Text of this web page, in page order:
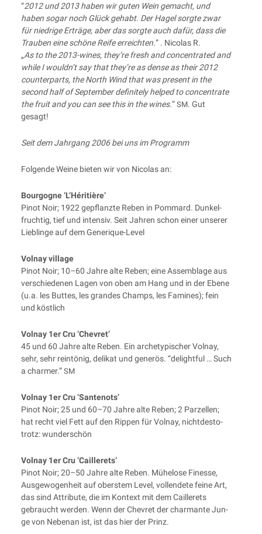
“2012 und 2013 haben wir guten Wein gemacht, und
haben sogar noch Glück gehabt. Der Hagel sorg­te zwar
für nied­ri­ge Erträ­ge, aber das sorg­te auch dafür, dass die
Trau­ben eine schö­ne Rei­fe erreich­ten.” . Nico­las R.
„As to the 2013-wines, they’re fresh and con­cen­tra­ted and
while I wouldn’t say that they’re as den­se as their 2012
coun­ter­parts, the North Wind that was pre­sent in the
second half of Sep­tem­ber defi­ni­te­ly hel­ped to con­cen­tra­te
the fruit and you can see this in the wines.” SM. Gut
gesagt!
Seit dem Jahr­gang 2006 bei uns im Programm
Fol­gen­de Wei­ne bie­ten wir von Nico­las an:
Bour­go­gne ‘L’Héritière’
Pinot Noir; 1922 gepflanz­te Reben in Pom­mard. Dun­kel­
fruch­tig, tief und inten­siv. Seit Jah­ren schon einer unse­rer
Lieb­lin­ge auf dem Generique-Level
Vol­nay village
Pinot Noir; 10–60 Jah­re alte Reben; eine Assem­bla­ge aus
ver­schie­de­nen Lagen von oben am Hang und in der Ebe­ne
(u.a. les But­tes, les gran­des Champs, les Fami­nes); fein
und köstlich
Vol­nay 1er Cru ‘Che­v­ret’
45 und 60 Jah­re alte Reben. Ein arche­ty­pi­scher Vol­nay,
sehr, sehr rein­tö­nig, deli­kat und gene­rös. “delightful … Such
a char­mer.” SM
Vol­nay 1er Cru ‘San­te­nots’
Pinot Noir; 25 und 60–70 Jah­re alte Reben; 2 Par­zel­len;
hat recht viel Fett auf den Rip­pen für Vol­nay, nicht­de­sto­
trotz: wunderschön
Vol­nay 1er Cru ‘Cail­ler­ets’
Pinot Noir; 20–50 Jah­re alte Reben. Mühe­lo­se Fines­se,
Aus­ge­wo­gen­heit auf obers­tem Level, voll­ende­te fei­ne Art,
das sind Attri­bu­te, die im Kon­text mit dem Cail­ler­ets
gebraucht wer­den. Wenn der Che­v­ret der char­man­te Jun­
ge von Neben­an ist, ist das hier der Prinz.